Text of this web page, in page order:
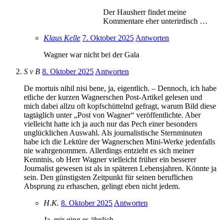
Der Hausherr findet meine
Kommentare eher unterirdisch …
Klaus Kelle 7. Oktober 2025 Antworten
Wagner war nicht bei der Gala
S v B 8. Oktober 2025 Antworten
De mortuis nihil nisi bene, ja, eigentlich. – Dennoch, ich habe
etliche der kurzen Wagnerschen Post-Artikel gelesen und
mich dabei allzu oft kopfschüttelnd gefragt, warum Bild diese
tagtäglich unter „Post von Wagner“ veröffentlichte. Aber
vielleicht hatte ich ja auch nur das Pech einer besonders
unglücklichen Auswahl. Als journalistische Sternminuten
habe ich die Lektüre der Wagnerschen Mini-Werke jedenfalls
nie wahrgenommen. Allerdings entzieht es sich meiner
Kenntnis, ob Herr Wagner vielleicht früher ein besserer
Journalist gewesen ist als in späteren Lebensjahren. Könnte ja
sein. Den günstigsten Zeitpunkt für seinen beruflichen
Absprung zu erhaschen, gelingt eben nicht jedem.
H.K. 8. Oktober 2025 Antworten